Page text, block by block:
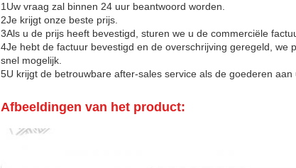
1Uw vraag zal binnen 24 uur beantwoord worden.
2Je krijgt onze beste prijs.
3Als u de prijs heeft bevestigd, sturen we u de commerciële
4Je hebt de factuur bevestigd en de overschrijving geregeld,
snel mogelijk.
5U krijgt de betrouwbare after-sales service als de goederen aan
Afbeeldingen van het product: